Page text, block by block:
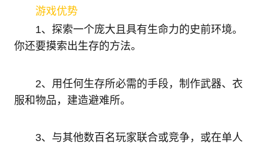
游戏优势
1、探索一个庞大且具有生命力的史前环境。
你还要摸索出生存的方法。
2、用任何生存所必需的手段，制作武器、衣
服和物品，建造避难所。
3、与其他数百名玩家联合或竞争，或在单人